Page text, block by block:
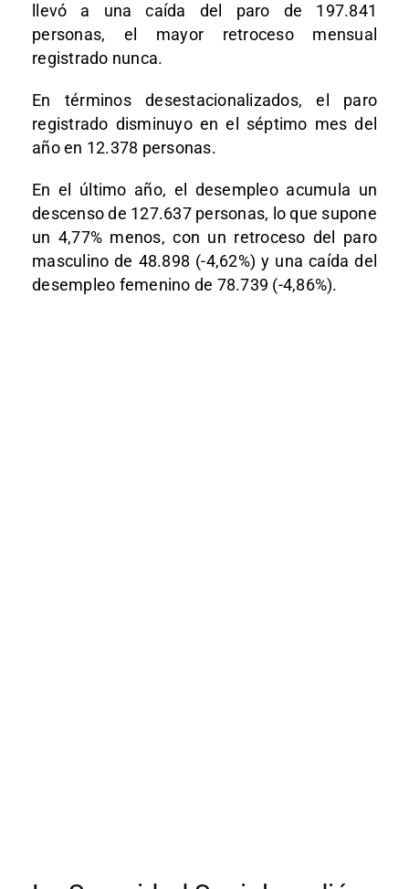
llevó a una caída del paro de 197.841
personas, el mayor retroceso mensual
registrado nunca.
En términos desestacionalizados, el paro
registrado disminuyo en el séptimo mes del
año en 12.378 personas.
En el último año, el desempleo acumula un
descenso de 127.637 personas, lo que supone
un 4,77% menos, con un retroceso del paro
masculino de 48.898 (-4,62%) y una caída del
desempleo femenino de 78.739 (-4,86%).